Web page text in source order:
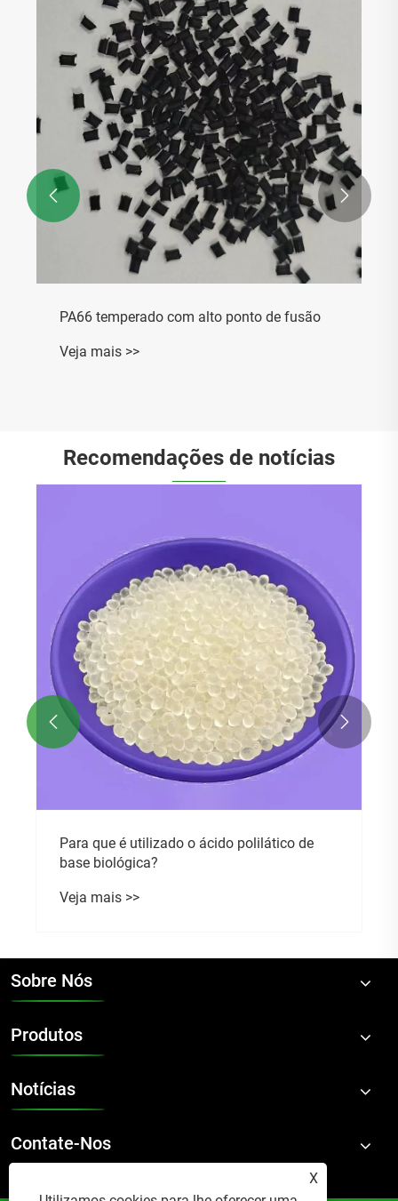
PA66 temperado com alto ponto de fusão
Veja mais >>
 
Recomendações de notícias
Para que é utilizado o ácido polilático de
base biológica?
Veja mais >>
 
Sobre Nós
Produtos
Notícias
Contate-Nos
X